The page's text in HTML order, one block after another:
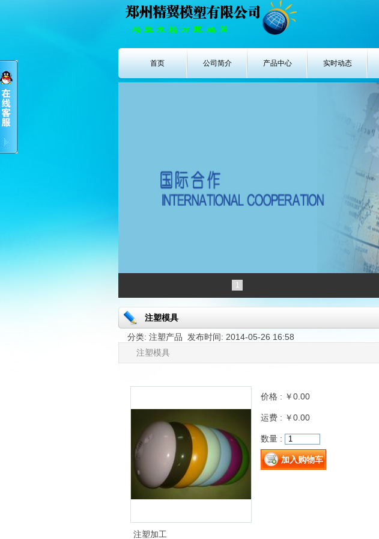
首页 公司简介 产品中心 实时动态
1
注塑模具
分类: 注塑产品 发布时间: 2014-05-26 16:58
注塑模具
价格 : ￥0.00
运费 : ￥0.00
数量 :
注塑加工